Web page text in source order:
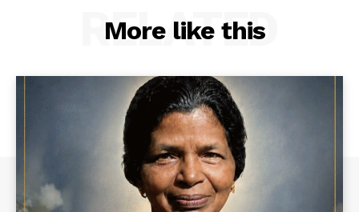
More like this
RELATED